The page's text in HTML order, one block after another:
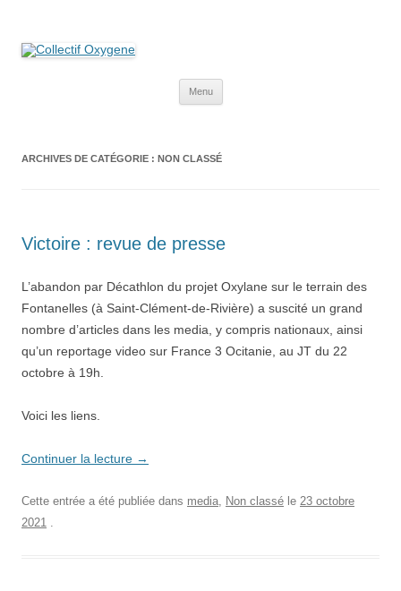
Menu
ARCHIVES DE CATÉGORIE : NON CLASSÉ
Victoire : revue de presse
L’abandon par Décathlon du projet Oxylane sur le terrain des
Fontanelles (à Saint-Clément-de-Rivière) a suscité un grand
nombre d’articles dans les media, y compris nationaux, ainsi
qu’un reportage video sur France 3 Ocitanie, au JT du 22
octobre à 19h.
Voici les liens.
Continuer la lecture →
Cette entrée a été publiée dans media, Non classé le 23 octobre
2021 .